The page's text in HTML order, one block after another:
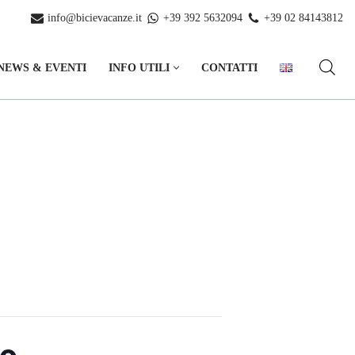
info@bicievacanze.it +39 392 5632094 +39 02 84143812
& EVENTI INFO UTILI CONTATTI